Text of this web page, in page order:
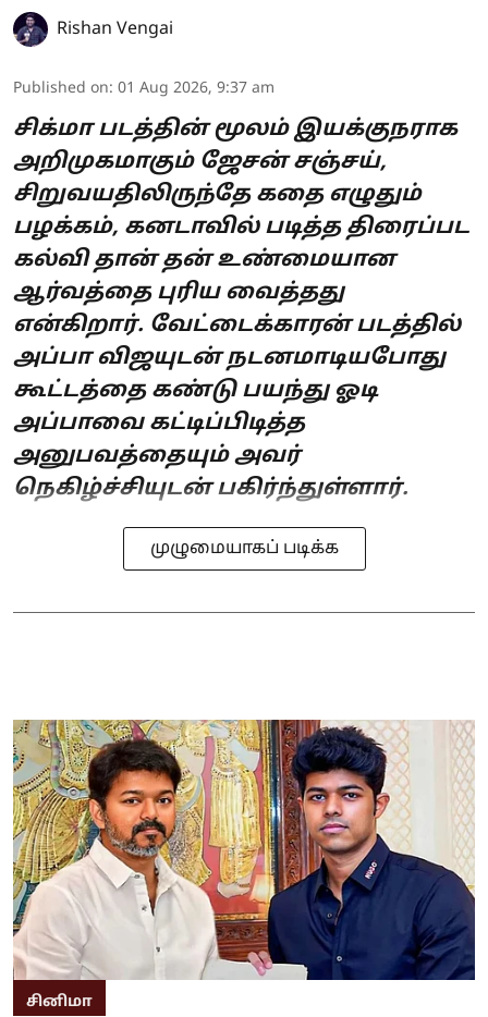
Rishan Vengai
Published on: 01 Aug 2026, 9:37 am
சிக்மா படத்தின் மூலம் இயக்குநராக
அறிமுகமாகும் ஜேசன் சஞ்சய்,
சிறுவயதிலிருந்தே கதை எழுதும்
பழக்கம், கனடாவில் படித்த திரைப்பட
கல்வி தான் தன் உண்மையான
ஆர்வத்தை புரிய வைத்தது
என்கிறார். வேட்டைக்காரன் படத்தில்
அப்பா விஜயுடன் நடனமாடியபோது
கூட்டத்தை கண்டு பயந்து ஓடி
அப்பாவை கட்டிப்பிடித்த
அனுபவத்தையும் அவர்
நெகிழ்ச்சியுடன் பகிர்ந்துள்ளார்.
முழுமையாகப் படிக்க
சினிமா